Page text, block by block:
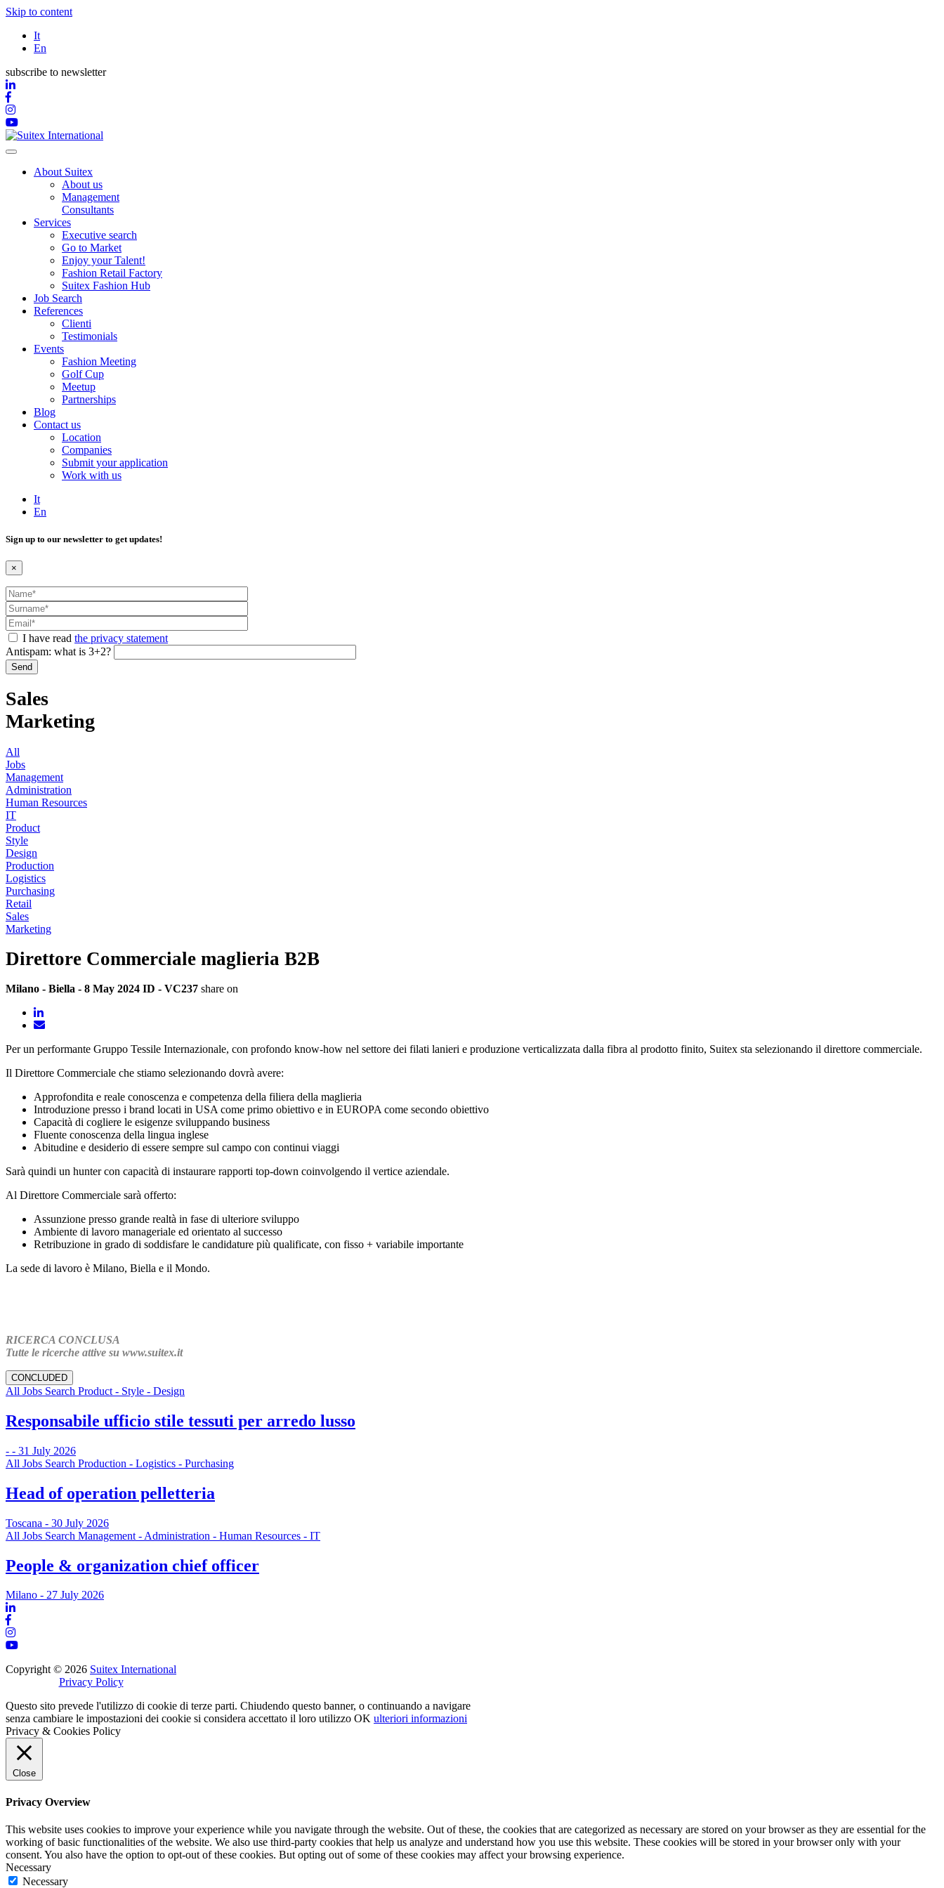
Skip to content
It
En
subscribe to newsletter
About Suitex
About us
Management
Consultants
Services
Executive search
Go to Market
Enjoy your Talent!
Fashion Retail Factory
Suitex Fashion Hub
Job Search
References
Clienti
Testimonials
Events
Fashion Meeting
Golf Cup
Meetup
Partnerships
Blog
Contact us
Location
Companies
Submit your application
Work with us
It
En
Sign up to our newsletter to get updates!
×
I have read the privacy statement
Antispam: what is 3+2?
Sales
Marketing
All
Jobs
Management
Administration
Human Resources
IT
Product
Style
Design
Production
Logistics
Purchasing
Retail
Sales
Marketing
Direttore Commerciale maglieria B2B
Milano - Biella - 8 May 2024 ID - VC237 share on
Per un performante Gruppo Tessile Internazionale, con profondo know-how nel settore dei filati lanieri e produzione verticalizzata dalla fibra al prodotto finito, Suitex sta selezionando il direttore commerciale.
Il Direttore Commerciale che stiamo selezionando dovrà avere:
Approfondita e reale conoscenza e competenza della filiera della maglieria
Introduzione presso i brand locati in USA come primo obiettivo e in EUROPA come secondo obiettivo
Capacità di cogliere le esigenze sviluppando business
Fluente conoscenza della lingua inglese
Abitudine e desiderio di essere sempre sul campo con continui viaggi
Sarà quindi un hunter con capacità di instaurare rapporti top-down coinvolgendo il vertice aziendale.
Al Direttore Commerciale sarà offerto:
Assunzione presso grande realtà in fase di ulteriore sviluppo
Ambiente di lavoro manageriale ed orientato al successo
Retribuzione in grado di soddisfare le candidature più qualificate, con fisso + variabile importante
La sede di lavoro è Milano, Biella e il Mondo.
RICERCA CONCLUSA
Tutte le ricerche attive su www.suitex.it
CONCLUDED
All Jobs Search Product - Style - Design
Responsabile ufficio stile tessuti per arredo lusso
- - 31 July 2026
All Jobs Search Production - Logistics - Purchasing
Head of operation pelletteria
Toscana - 30 July 2026
All Jobs Search Management - Administration - Human Resources - IT
People & organization chief officer
Milano - 27 July 2026
Copyright © 2026 Suitex International
Privacy Policy
Questo sito prevede l'utilizzo di cookie di terze parti. Chiudendo questo banner, o continuando a navigare
senza cambiare le impostazioni dei cookie si considera accettato il loro utilizzo OK ulteriori informazioni
Privacy & Cookies Policy
Close
Privacy Overview
This website uses cookies to improve your experience while you navigate through the website. Out of these, the cookies that are categorized as necessary are stored on your browser as they are essential for the
working of basic functionalities of the website. We also use third-party cookies that help us analyze and understand how you use this website. These cookies will be stored in your browser only with your
consent. You also have the option to opt-out of these cookies. But opting out of some of these cookies may affect your browsing experience.
Necessary
Necessary